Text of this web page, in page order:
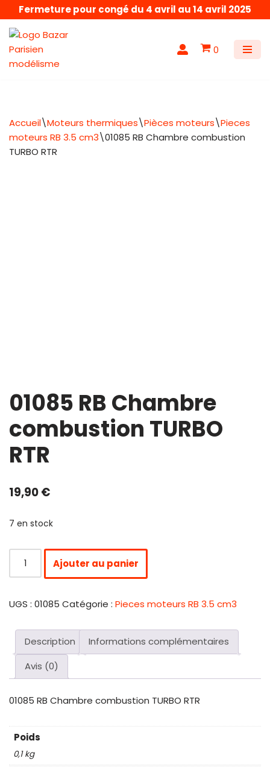
Aller
au
contenu
Fermeture pour congé du 4 avril au 14 avril 2025
0
Accueil\Moteurs thermiques\Pièces moteurs\Pieces
moteurs RB 3.5 cm3\01085 RB Chambre combustion
TURBO RTR
01085 RB Chambre
combustion TURBO
RTR
19,90€
7 en stock
Ajouter au panier
UGS : 01085 Catégorie : Pieces moteurs RB 3.5 cm3
Description
Informations complémentaires
Avis (0)
01085 RB Chambre combustion TURBO RTR
Poids
0,1 kg